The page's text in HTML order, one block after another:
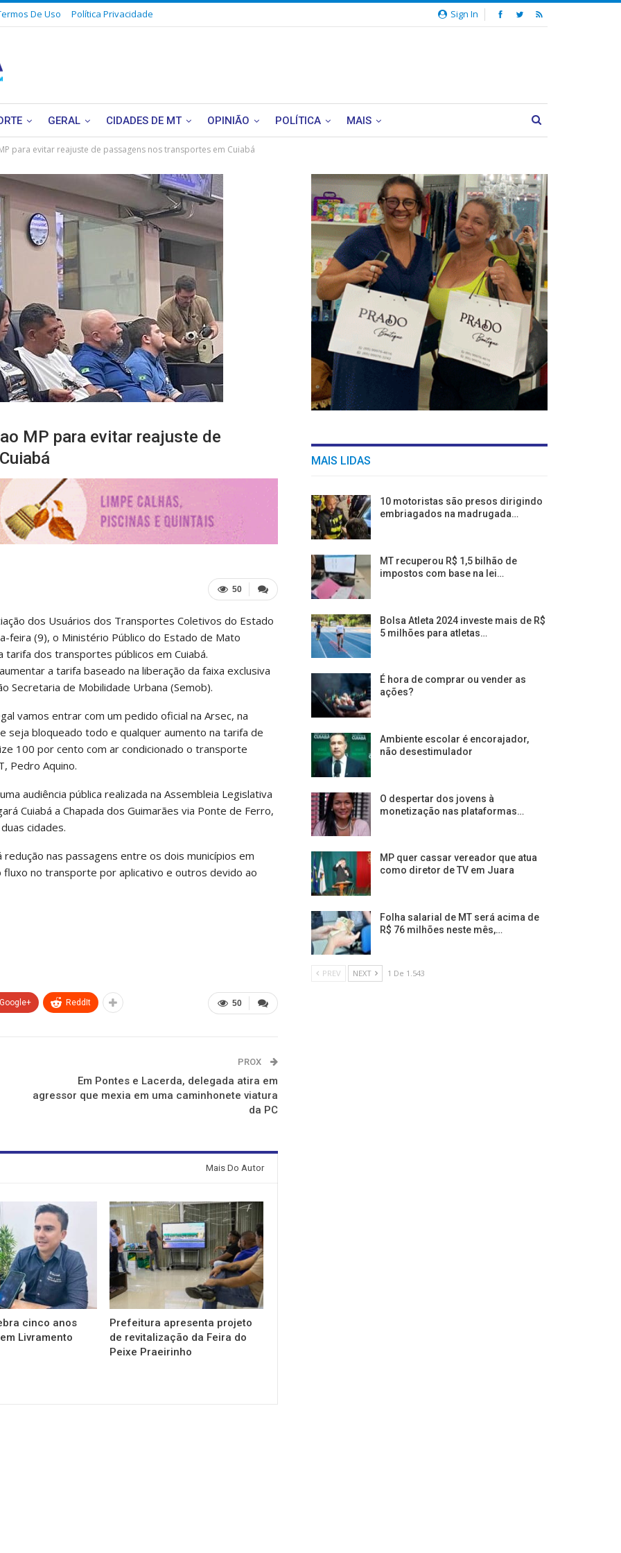
Sign In
De Uso Política Privacidade
GERAL CIDADES DE MT OPINIÃO POLÍTICA MAIS
para evitar reajuste de passagens nos transportes em Cuiabá
MP para evitar reajuste de
50
dos Usuários dos Transportes Coletivos do Estado
feira (9), o Ministério Público do Estado de Mato
dos transportes públicos em Cuiabá.
a tarifa baseado na liberação da faixa exclusiva
Secretaria de Mobilidade Urbana (Semob).
vamos entrar com um pedido oficial na Arsec, na
seja bloqueado todo e qualquer aumento na tarifa de
100 por cento com ar condicionado o transporte
Pedro Aquino.
audiência pública realizada na Assembleia Legislativa
Cuiabá a Chapada dos Guimarães via Ponte de Ferro,
cidades.
nas passagens entre os dois municípios em
no transporte por aplicativo e outros devido ao
50
Google+ ReddIt
PROX
Em Pontes e Lacerda, delegada atira em
agressor que mexia em uma caminhonete viatura
da PC
Mais Do Autor
cinco anos
Livramento
Prefeitura apresenta projeto
de revitalização da Feira do
Peixe Praeirinho
MAIS LIDAS
10 motoristas são presos dirigindo
embriagados na madrugada…
MT recuperou R$ 1,5 bilhão de
impostos com base na lei…
Bolsa Atleta 2024 investe mais de R$
5 milhões para atletas…
É hora de comprar ou vender as
ações?
Ambiente escolar é encorajador,
não desestimulador
O despertar dos jovens à
monetização nas plataformas…
MP quer cassar vereador que atua
como diretor de TV em Juara
Folha salarial de MT será acima de
R$ 76 milhões neste mês,…
PREV NEXT 1 De 1.543